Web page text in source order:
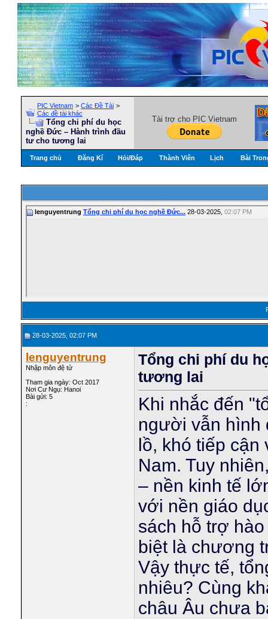
PIC Vietnam > Các Đề Tài >
Các đề tài khác
Tổng chi phí du học
nghề Đức – Hành trình đầu
tư cho tương lai
Tài trợ cho PIC Vietnam
Trang chủ Đăng Kí Hỏi/Ðáp Thành Viên Lịch Bài
lenguyentrung Tổng chi phí du học nghề Đức... 28-03-2025, 02:07 PM
28-03-2025, 02:07 PM
lenguyentrung
Nhập môn đệ tử
Tham gia ngày: Oct 2017
Nơi Cư Ngụ: Hanoi
Bài gửi: 5
:
Tổng chi phí du
tương lai
Khi nhắc đến
người vẫn hình
lồ, khó tiếp
Nam. Tuy
– nền kinh tế
với nền giáo
sách hỗ trợ
biệt là chương
Vậy thực tế,
nhiêu? Cùng
châu Âu chưa